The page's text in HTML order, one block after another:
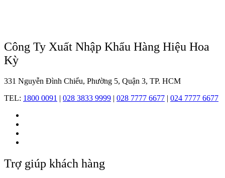
Công Ty Xuất Nhập Khẩu Hàng Hiệu Hoa
Kỳ
331 Nguyễn Đình Chiểu, Phường 5, Quận 3, TP. HCM
TEL: 1800 0091 028 3833 9999 028 7777 6677 024 7777 6677
Trợ giúp khách hàng